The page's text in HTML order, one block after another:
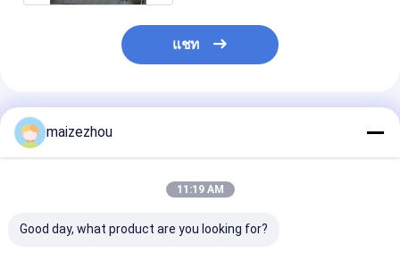
แชท
แนะนำผลิตภัณฑ์
maizezhou
11:19 AM
Good day, what product are you looking for?